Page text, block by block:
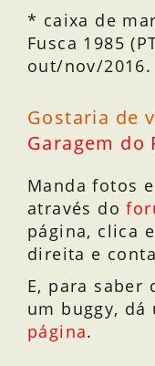
* caixa de
Fusca 1985
out/nov/2016.
Gostaria de
Garagem do
Manda fotos
através do
página, clica
direita e
E, para saber
um buggy, dá
página.